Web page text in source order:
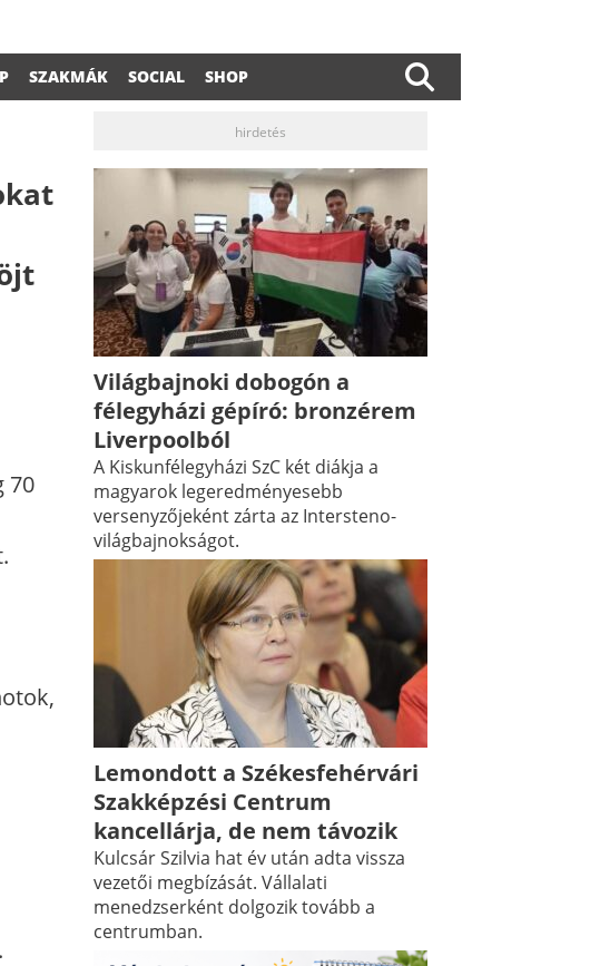
SZAKMÁK SOCIAL SHOP
70
hirdetés
Világbajnoki dobogón a
félegyházi gépíró: bronzérem
Liverpoolból
A Kiskunfélegyházi SzC két diákja a
magyarok legeredményesebb
versenyzőjeként zárta az Intersteno-
világbajnokságot.
Lemondott a Székesfehérvári
Szakképzési Centrum
kancellárja, de nem távozik
Kulcsár Szilvia hat év után adta vissza
vezetői megbízását. Vállalati
menedzserként dolgozik tovább a
centrumban.